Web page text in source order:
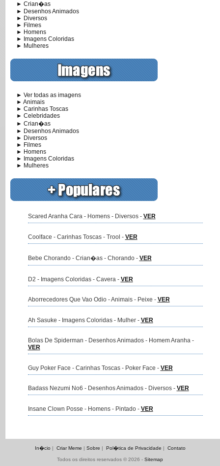
► Crian�as
► Desenhos Animados
► Diversos
► Filmes
► Homens
► Imagens Coloridas
► Mulheres
► Ver todas as imagens
► Animais
► Carinhas Toscas
► Celebridades
► Crian�as
► Desenhos Animados
► Diversos
► Filmes
► Homens
► Imagens Coloridas
► Mulheres
Scared Aranha Cara - Homens - Diversos - VER
Coolface - Carinhas Toscas - Trool - VER
Bebe Chorando - Crian�as - Chorando - VER
D2 - Imagens Coloridas - Cavera - VER
Aborrecedores Que Vao Odio - Animais - Peixe - VER
Ah Sasuke - Imagens Coloridas - Mulher - VER
Bolas De Spiderman - Desenhos Animados - Homem Aranha -
VER
Guy Poker Face - Carinhas Toscas - Poker Face - VER
Badass Nezumi No6 - Desenhos Animados - Diversos - VER
Insane Clown Posse - Homens - Pintado - VER
In�cio | Criar Meme | Sobre | Pol�tica de Privacidade | Contato
Todos os direitos reservados © 2026 - Sitemap